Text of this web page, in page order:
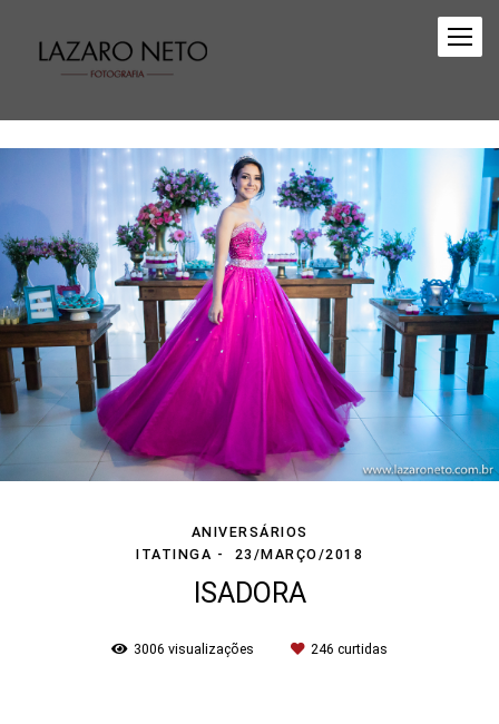
ANIVERSÁRIOS
ITATINGA
23/MARÇO/2018
ISADORA
3006 visualizações 246 curtidas